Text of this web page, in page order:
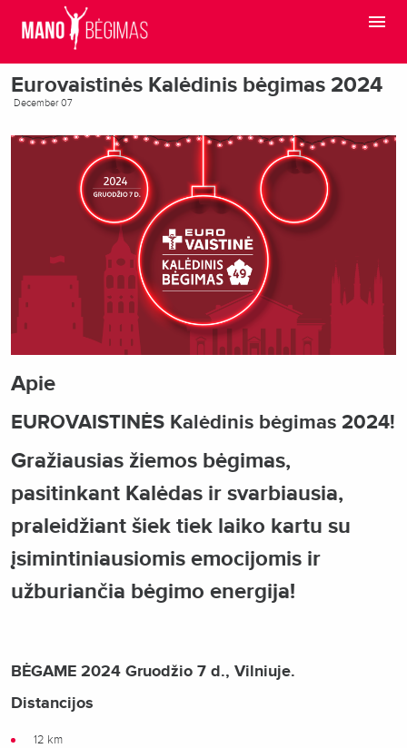
Eurovaistinės Kalėdinis bėgimas 2024
December 07
Apie
EUROVAISTINĖS Kalėdinis bėgimas 2024!
Gražiausias žiemos bėgimas,
pasitinkant Kalėdas ir svarbiausia,
praleidžiant šiek tiek laiko kartu su
įsimintiniausiomis emocijomis ir
užburiančia bėgimo energija!
BĖGAME 2024 Gruodžio 7 d., Vilniuje.
Distancijos
12 km